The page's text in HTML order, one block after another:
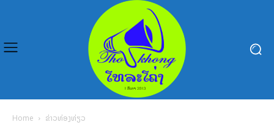
Home ຂ່າວທ່ອງທ່ຽວ